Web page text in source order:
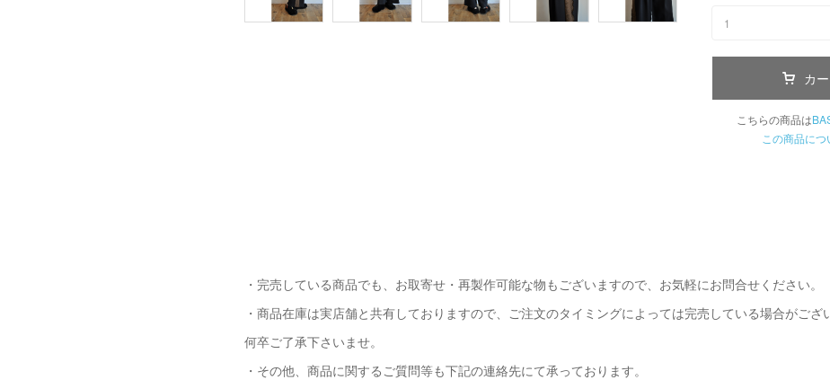
1
カ
こちらの商品は
この商品に
・完売している商品でも、お取寄せ・再製作可能な物もございますので、お気軽にお問合せください。
・商品在庫は実店舗と共有しておりますので、ご注文のタイミングによっては完売している場合がござ
何卒ご了承下さいませ。
・その他、商品に関するご質問等も下記の連絡先にて承っております。